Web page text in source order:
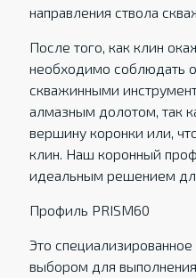
направления ствола
После того, как клин
необходимо соблюдать
скважинными
алмазным долотом, так
вершину коронки или,
клин. Наш коронный
идеальным решением
Профиль PRISM60
Это
выбором для